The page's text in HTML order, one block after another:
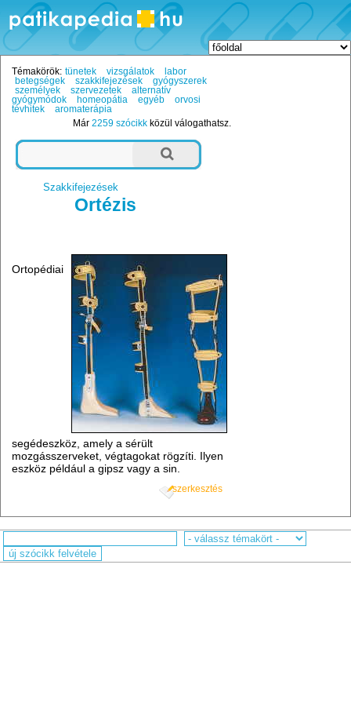
Témakörök: tünetek vizsgálatok
labor
betegségek
szakkifejezések
gyógyszerek
személyek
szervezetek
alternatív
gyógymódok
homeopátia egyéb
orvosi
tévhitek
aromaterápia
Már2259 szócikk közül válogathatsz.
Szakkifejezések
Ortézis
Ortopédiai
segédeszköz, amely a sérült
mozgásszerveket, végtagokat rögzíti. Ilyen
eszköz például a gipsz vagy a sin.
szerkesztés